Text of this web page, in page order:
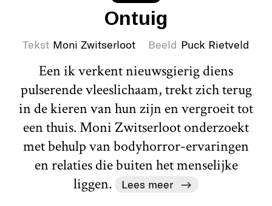
Ontuig
Tekst Moni Zwitserloot Beeld Puck Rietveld
Een ik verkent nieuwsgierig diens
pulserende vleeslichaam, trekt zich terug
in de kieren van hun zijn en vergroeit tot
een thuis. Moni Zwitserloot onderzoekt
met behulp van bodyhorror-ervaringen
en relaties die buiten het menselijke
liggen.
Lees meer